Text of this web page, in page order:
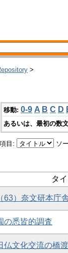
>
移動: 0-9 A B C D
あるいは、最初の数
目: ソ
タ
63）奈文研本庁
の悉皆的調査
文化交流の橋渡